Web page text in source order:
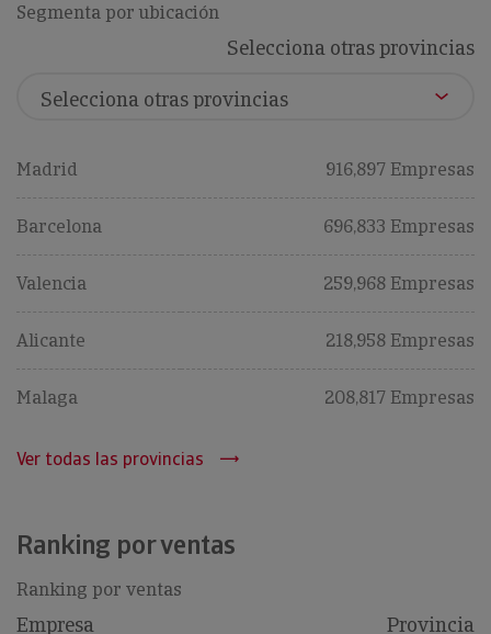
Segmenta por ubicación
Selecciona otras provincias
Madrid 916,897 Empresas
Barcelona 696,833 Empresas
Valencia 259,968 Empresas
Alicante 218,958 Empresas
Malaga 208,817 Empresas
Ver todas las provincias
Ranking por ventas
Ranking por ventas
Empresa Provincia